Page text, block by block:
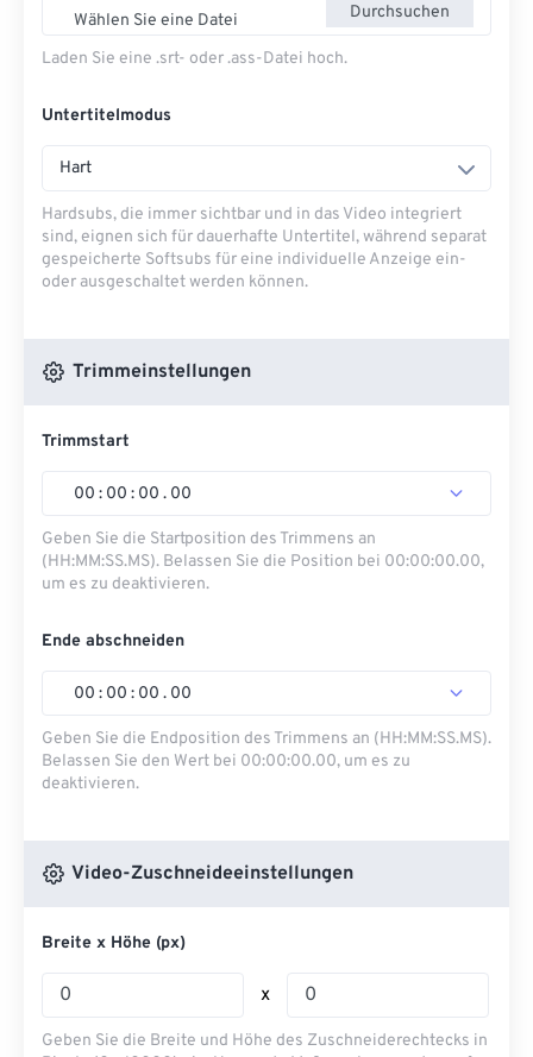
Wählen Sie eine Datei Durchsuchen
Laden Sie eine .srt- oder .ass-Datei hoch.
Untertitelmodus
Hart
Hardsubs, die immer sichtbar und in das Video integriert
sind, eignen sich für dauerhafte Untertitel, während separat
gespeicherte Softsubs für eine individuelle Anzeige ein-
oder ausgeschaltet werden können.
Trimmeinstellungen
Trimmstart
00 : 00 : 00 . 00
Geben Sie die Startposition des Trimmens an
(HH:MM:SS.MS). Belassen Sie die Position bei 00:00:00.00,
um es zu deaktivieren.
Ende abschneiden
00 : 00 : 00 . 00
Geben Sie die Endposition des Trimmens an (HH:MM:SS.MS).
Belassen Sie den Wert bei 00:00:00.00, um es zu
deaktivieren.
Video-Zuschneideeinstellungen
Breite x Höhe (px)
x
Geben Sie die Breite und Höhe des Zuschneiderechtecks ​​in